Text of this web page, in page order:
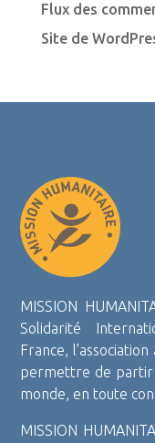
Flux des
Site de
MISSION
Solidarité
France,
permettre de partir
monde, en toute
MISSION